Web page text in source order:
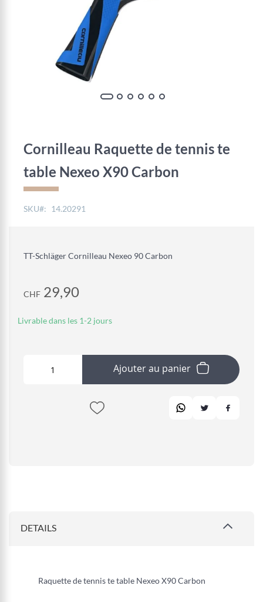
Cornilleau Raquette de tennis te
table Nexeo X90 Carbon
SKU 14.20291
TT-Schläger Cornilleau Nexeo 90 Carbon
CHF 29,90
Livrable dans les 1-2 jours
Ajouter au panier
beginning
images
DETAILS
Raquette de tennis te table Nexeo X90 Carbon